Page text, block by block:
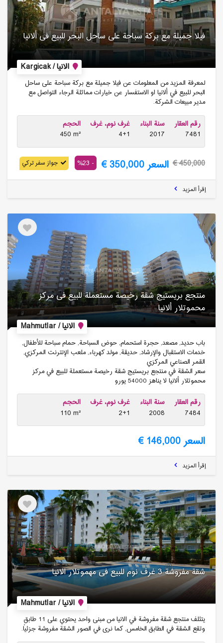
فیلا جمیلة مع بركة سباحة على ساحل البحر للبیع فی ألانیا
الانيا / Kargicak
لمعرفة المزيد من المعلومات عن فيلا جميلة مع بركة سباحة على ساحل
البحر للبيع في ألانيا او الاستفسار عن خيارات مماثلة الرجاء التواصل مع
مدير مبيعات الشركة.
رقم العقار
7481
سنة البناء
2017
غرف نوم، غرف
4+1
الحجم
450 m²
450,000 € السعر 350,000 € - 23% جواز سفر تركي
إقرأ المزيد
منتجع بریستیج شقة رخیصة مستعملة للبیع فی مركز
محموتلار ألانیا
الانيا / Mahmutlar
باب حديد, مصعد, حجرة استحمام, حوض السباحة, حمام سباحة للأطفال,
خدمات الاستقبال والإرشاد, حديقة, مولد كهرباء, ملعب الإنترنت المركزي,
القمر الصناعي المركزي
سعر الشقة في منتجع بريستيج شقة رخيصة مستعملة للبيع في مركز
محموتلار ألانيا لا يناهز 54000 يورو
رقم العقار
7484
سنة البناء
2008
غرف نوم، غرف
2+1
الحجم
110 m²
السعر 146,000 €
إقرأ المزيد
شقة مفروشة 3 غرف نوم للبیع فی مهموتلار الانیا
الانيا / Mahmutlar
يتئلف منتجع شقة مفروشة في الانيا من مبنى واحد يحتوي على 11 طابق
وتقع الشقة في الطابق الخامس, كما نرى في الصور الشقة مفروشة جزئياً.